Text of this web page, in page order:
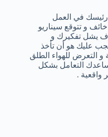
رئيسك في العمل
و تتوقع سيناريو
يشل تفكيرك و
عليك هو أن تأخذ
و التعرض للهواء الطلق
التعامل بشكل
واقعية .